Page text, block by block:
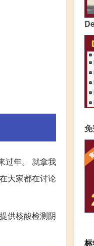
过年。 就拿我
大家都在讨论
供核酸检测阴